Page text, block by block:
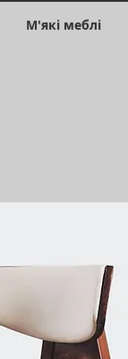
М'які меблі